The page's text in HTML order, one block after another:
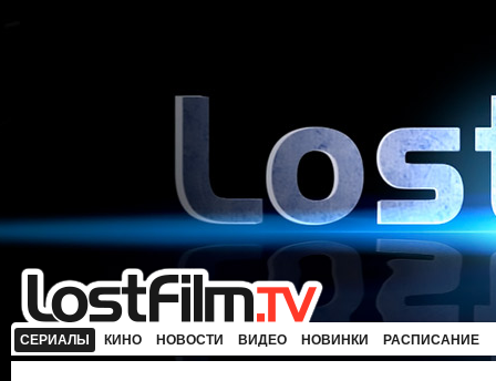
СЕРИАЛЫ КИНО НОВОСТИ ВИДЕО НОВИНКИ РАСПИСАНИЕ